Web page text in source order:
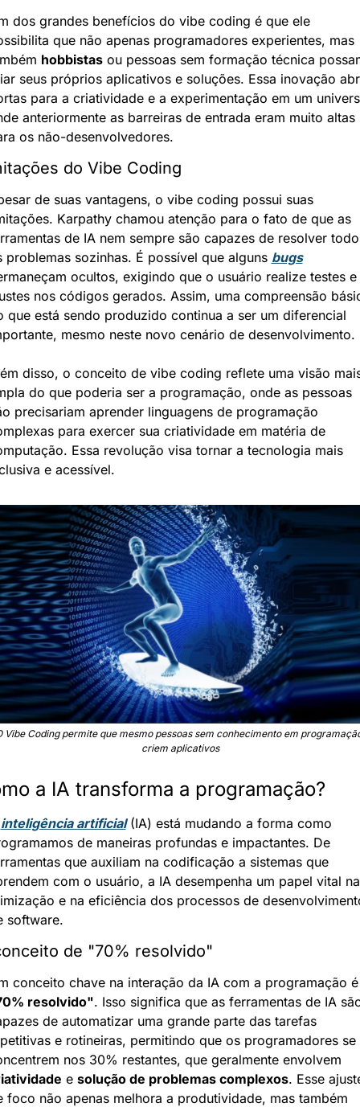
dos grandes benefícios do vibe coding é que ele
que não apenas programadores experientes, mas
hobbistas ou pessoas sem formação técnica
seus próprios aplicativos e soluções. Essa inovação
para a criatividade e a experimentação em um
anteriormente as barreiras de entrada eram muito altas
os não-desenvolvedores.
do Vibe Coding
de suas vantagens, o vibe coding possui suas
Karpathy chamou atenção para o fato de que as
de IA nem sempre são capazes de resolver
problemas sozinhas. É possível que alguns bugs
ocultos, exigindo que o usuário realize testes e
nos códigos gerados. Assim, uma compreensão
que está sendo produzido continua a ser um diferencial
mesmo neste novo cenário de desenvolvimento.
disso, o conceito de vibe coding reflete uma visão
do que poderia ser a programação, onde as pessoas
precisariam aprender linguagens de programação
para exercer sua criatividade em matéria de
Essa revolução visa tornar a tecnologia mais
e acessível.
Vibe Coding permite que mesmo pessoas sem conhecimento em
criem aplicativos
a IA transforma a programação?
inteligência artificial (IA) está mudando a forma como
de maneiras profundas e impactantes. De
que auxiliam na codificação a sistemas que
com o usuário, a IA desempenha um papel vital na
e na eficiência dos processos de
software.
de "70% resolvido"
resolvido". Isso significa que as ferramentas de IA
de automatizar uma grande parte das tarefas
e rotineiras, permitindo que os programadores se
e solução de problemas complexos. Esse
foco não apenas melhora a produtividade, mas também